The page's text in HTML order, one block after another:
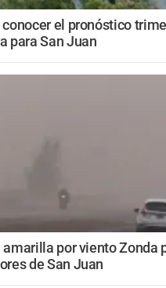
conocer el pronóstico
para San Juan
amarilla por viento Zonda
de San Juan